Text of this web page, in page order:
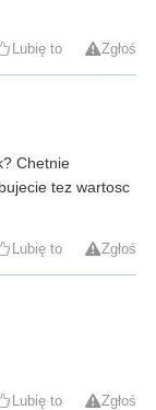
Lubię to Zgłoś
Chetnie
tez wartosc
Lubię to Zgłoś
Lubię to Zgłoś